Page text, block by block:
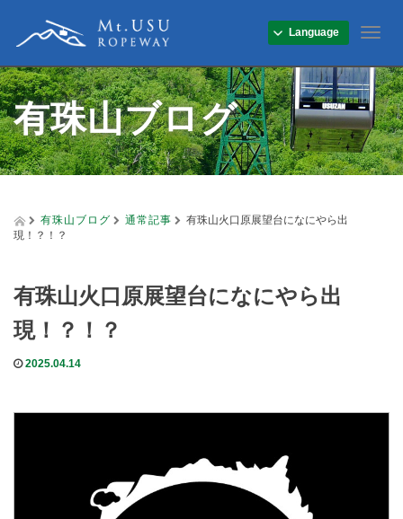
T
g
g
e
n
a
v
Language
有珠山ブログ
有珠山ブログ 通常記事
有珠山火口原展望台になにやら出
現！？！？
有珠山火口原展望台になにやら出
現！？！？
2025.04.14